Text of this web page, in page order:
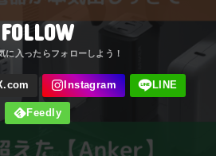
FOLLOW